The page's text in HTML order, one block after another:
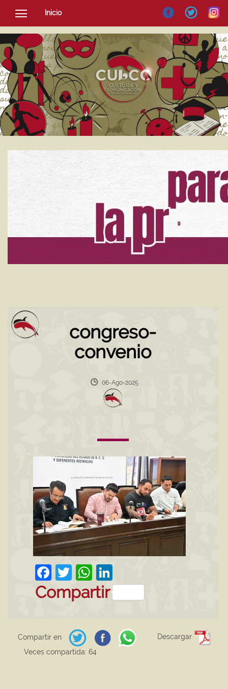
Inicio
SOCIEDAD
CULTURA
NOTICIAS
congreso-
convenio
06-Ago-2025
Facebook
TwitterWhatsApp
Compartir
Compartir en
Descargar
Veces compartida: 64